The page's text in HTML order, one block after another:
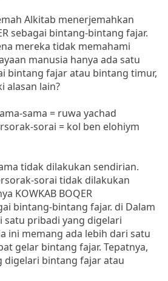
Alkitab menerjemahkan
sebagai bintang-bintang fajar.
mereka tidak memahami
manusia hanya ada satu
bintang fajar atau bintang timur,
alasan lain?
sama = ruwa yachad
sorai = kol ben elohiym
tidak dilakukan sendirian.
sorai tidak dilakukan
KOWKAB BOQER
bintang-bintang fajar. di Dalam
satu pribadi yang digelari
ini memang ada lebih dari satu
gelar bintang fajar. Tepatnya,
digelari bintang fajar atau